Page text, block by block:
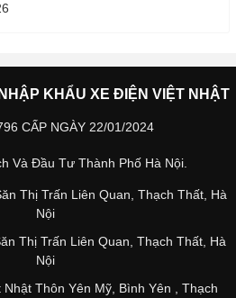
KHẨU XE ĐIỆN VIỆT NHẬT
CẤP NGÀY 22/01/2024
Và Đầu Tư Thành Phố Hà Nội.
Thị Trấn Liên Quan, Thạch Thất, Hà
Nội
Thị Trấn Liên Quan, Thạch Thất, Hà
Nội
Nhật Thôn Yên Mỹ, Bình Yên , Thạch